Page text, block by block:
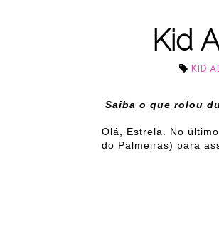
Kid
KID
Saiba o que rolou
Olá, Estrela. No
do Palmeiras) para